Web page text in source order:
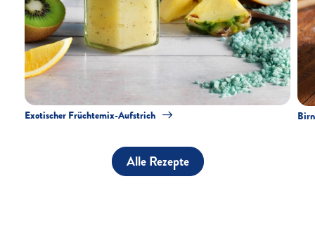
Exotischer Früchtemix-Aufstrich
Alle Rezepte